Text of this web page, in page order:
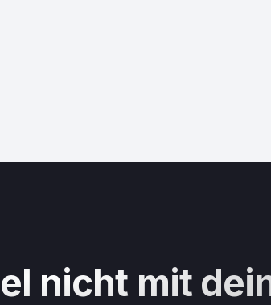
nicht mit